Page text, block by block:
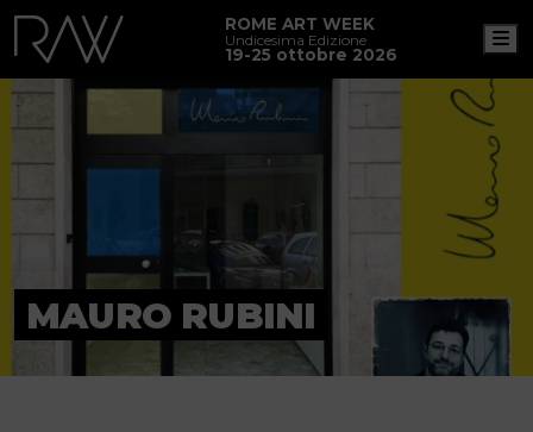
ROME ART WEEK
Undicesima Edizione
19-25 ottobre 2026
MAURO RUBINI